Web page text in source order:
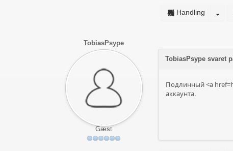
Handling
TobiasPsype
Gæst
TobiasPsype svaret
Подлинный <a
аккаунта.